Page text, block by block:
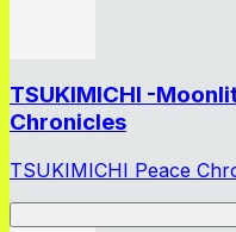
TSUKIMICHI -
Chronicles
TSUKIMICHI Peace